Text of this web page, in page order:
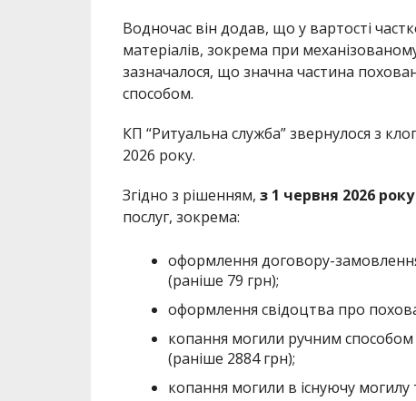
Водночас він додав, що у вартості
матеріалів, зокрема при
зазначалося, що значна частина
способом.
КП “Ритуальна служба” звернулося з
2026 року.
Згідно з рішенням, з 1 червня 2026 року
послуг, зокрема:
оформлення договору-
(раніше 79 грн);
оформлення свідоцтва про
копання могили ручним
(раніше 2884 грн);
копання могили в існуючу